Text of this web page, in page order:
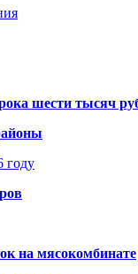
шести тысяч
году
на мясокомбинате